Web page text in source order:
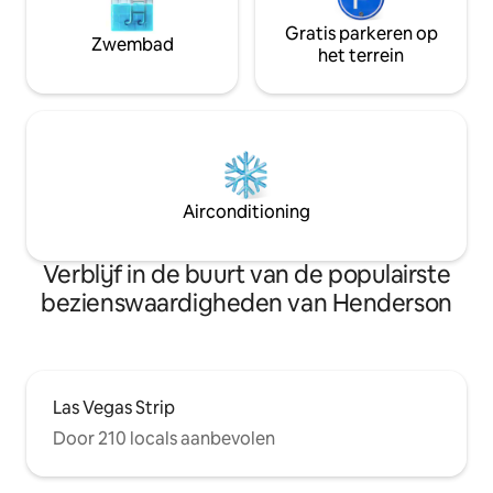
Zwembad
Gratis parkeren op
het terrein
Airconditioning
Verblijf in de buurt van de populairste
bezienswaardigheden van Henderson
Las Vegas Strip
Door 210 locals aanbevolen